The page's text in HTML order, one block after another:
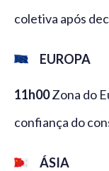
coletiva após
EUROPA
11h00Zona do
confiança do
ÁSIA